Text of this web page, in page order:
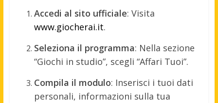
Accedi al sito ufficiale: Visita
www.giocherai.it.
Seleziona il programma: Nella sezione
“Giochi in studio”, scegli “Affari Tuoi”.
Compila il modulo: Inserisci i tuoi dati
personali, informazioni sulla tua